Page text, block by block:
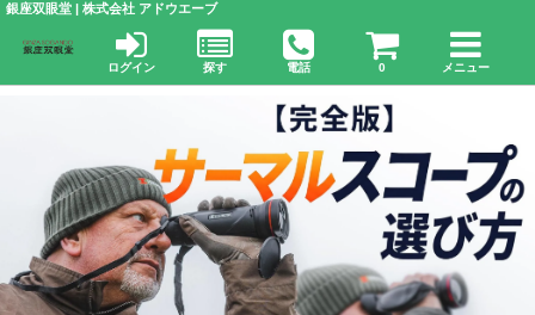
銀座双眼堂 | 株式会社 アドウエーブ
ログイン 探す 電話 0 メニュー